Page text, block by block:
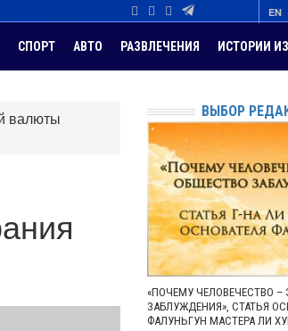
EN
СПОРТ АВТО РАЗВЛЕЧЕНИЯ ИСТОРИИ
валюты
ВЫБОР
«ПОЧЕМУ ЧЕЛОВЕЧЕСТВО
ЗАБЛУЖДЕНИЯ», СТАТЬЯ
ФАЛУНЬГУН МАСТЕРА ЛИ